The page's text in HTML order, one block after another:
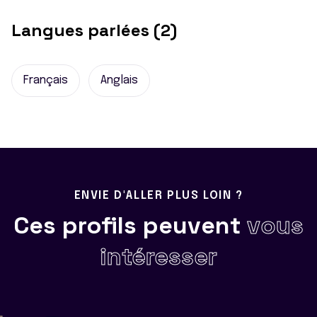
Langues parlées (2)
Français Anglais
ENVIE D'ALLER PLUS LOIN ?
Ces profils peuvent vous
intéresser